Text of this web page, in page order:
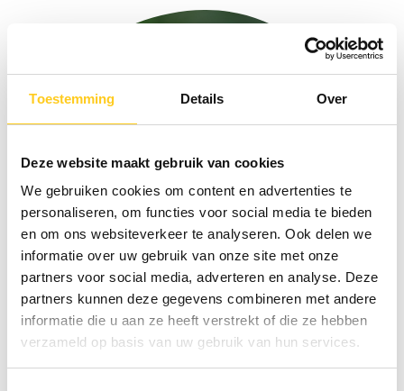
Toestemming Details Over
Deze website maakt gebruik van cookies
We gebruiken cookies om content en advertenties te
personaliseren, om functies voor social media te bieden
en om ons websiteverkeer te analyseren. Ook delen we
informatie over uw gebruik van onze site met onze
partners voor social media, adverteren en analyse. Deze
partners kunnen deze gegevens combineren met andere
informatie die u aan ze heeft verstrekt of die ze hebben
verzameld op basis van uw gebruik van hun services.